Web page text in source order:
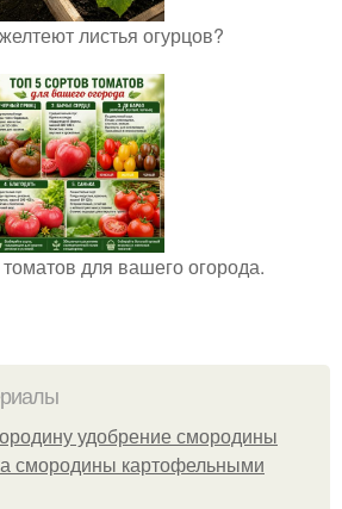
листья огурцов?
для вашего огорода.
удобрение смородины
смородины картофельными